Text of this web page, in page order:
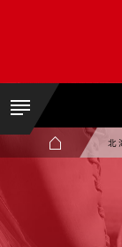
北